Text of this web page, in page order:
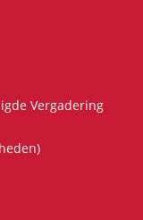
Vergadering